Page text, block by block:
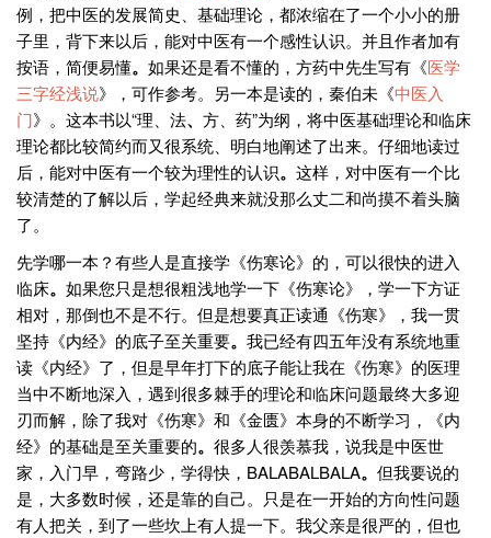
例，把中医的发展简史、基础理论，都浓缩在了一个小小的册
子里，背下来以后，能对中医有一个感性认识。并且作者加有
按语，简便易懂。 如果还是看不懂的，方药中先生写有《医学
三字经浅说》，可作参考。另一本是读的，秦伯未《中医入
门》。这本书以“理、法、 方、药”为纲，将中医基础理论和临床
理论都比较简约而又很系统、明白地阐述了出来。仔细地读过
后，能对中医有一个较为理性的认识。 这样，对中医有一个比
较清楚的了解以后，学起经典来就没那么丈二和尚摸不着头脑
了。
先学哪一本？有些人是直接学《伤寒论》的，可以很快的进入
临床。 如果您只是想很粗浅地学一下《伤寒论》，学一下方证
相对，那倒也不是不行。但是想要真正读通《伤寒》，我一贯
坚持《内经》的底子至关重要。 我已经有四五年没有系统地重
读《内经》了，但是早年打下的底子能让我在《伤寒》的医理
当中不断地深入，遇到很多棘手的理论和临床问题最终大多迎
刃而解，除了我对《伤寒》和《金匮》本身的不断学习，《内
经》的基础是至关重要的。 很多人很羡慕我，说我是中医世
家，入门早，弯路少，学得快，BALABALBALA。 但我要说的
是，大多数时候，还是靠的自己。只是在一开始的方向性问题
有人把关，到了一些坎上有人提一下。我父亲是很严的，但也